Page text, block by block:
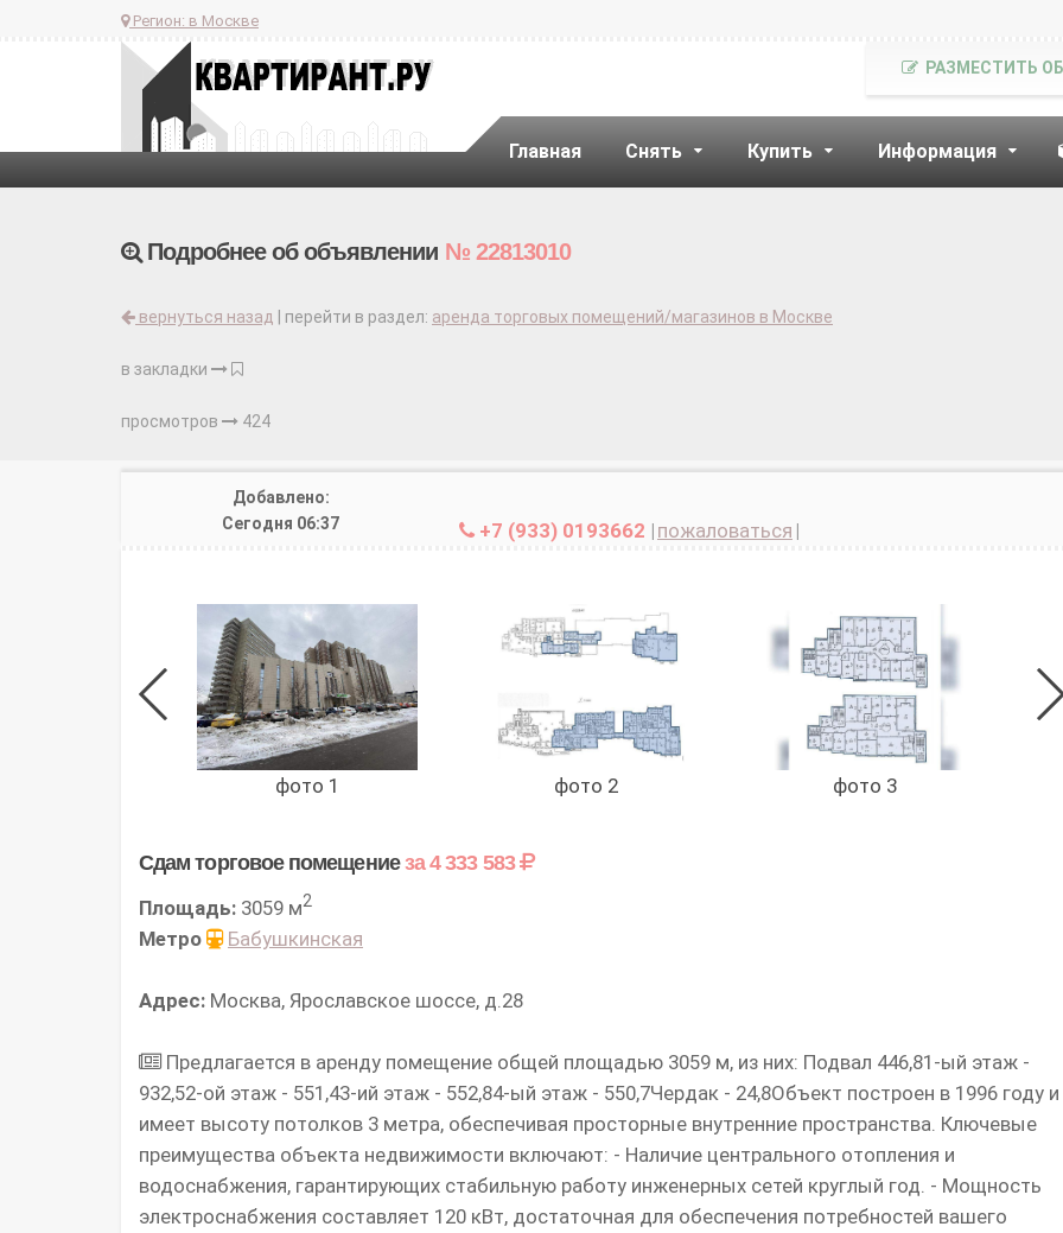
Регион: в Москве
Главная Снять Купить Информация
РАЗМЕСТИТЬ
Подробнее об объявлении № 22813010
вернуться назад | перейти в раздел: аренда торговых помещений/магазинов в Москве
в закладки
просмотров 424
Добавлено:
Сегодня 06:37
+7 (933) 0193662 | пожаловаться |
фото 1 фото 2 фото 3
Сдам торговое помещениеза 4 333 583
Площадь: 3059 м2
Метро Бабушкинская
Адрес: Москва, Ярославское шоссе, д.28
Предлагается в аренду помещение общей площадью 3059 м, из них: Подвал 446,81-ый этаж -
932,52-ой этаж - 551,43-ий этаж - 552,84-ый этаж - 550,7Чердак - 24,8Объект построен в 1996 году и
имеет высоту потолков 3 метра, обеспечивая просторные внутренние пространства. Ключевые
преимущества объекта недвижимости включают: - Наличие центрального отопления и
водоснабжения, гарантирующих стабильную работу инженерных сетей круглый год. - Мощность
электроснабжения составляет 120 кВт, достаточная для обеспечения потребностей вашего